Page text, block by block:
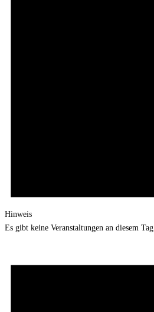
Hinweis
Es gibt keine Veranstaltungen an diesem Tag.